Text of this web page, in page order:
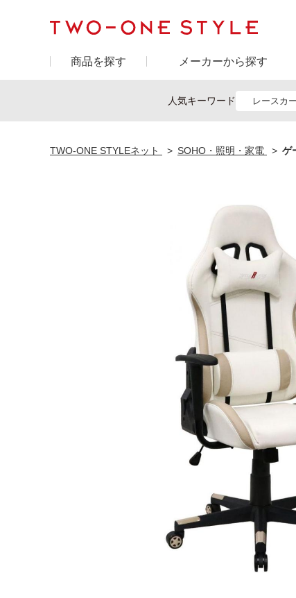
商品を探す メーカーから探す
人気キーワード レースカ
TWO-ONE STYLEネット SOHO・照明・家電 ゲ